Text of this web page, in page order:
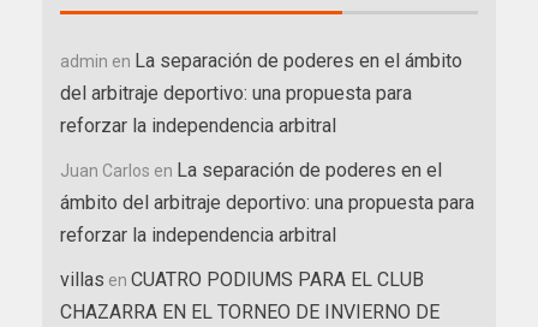
admin en La separación de poderes en el ámbito
del arbitraje deportivo: una propuesta para
reforzar la independencia arbitral
Juan Carlos en La separación de poderes en el
ámbito del arbitraje deportivo: una propuesta para
reforzar la independencia arbitral
villas en CUATRO PODIUMS PARA EL CLUB
CHAZARRA EN EL TORNEO DE INVIERNO DE